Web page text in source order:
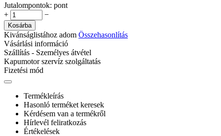
Jutalompontok: pont
+
−
Kosárba
Kivánságlistához adom Összehasonlítás
Vásárlási információ
Szállítás - Személyes átvétel
Kapumotor szervíz szolgáltatás
Fizetési mód
Termékleírás
Hasonló terméket keresek
Kérdésem van a termékről
Hírlevél feliratkozás
Értékelések